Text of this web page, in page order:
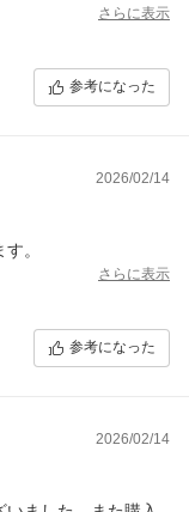
さらに表示
参考になった
2026/02/14
。
さらに表示
参考になった
2026/02/14